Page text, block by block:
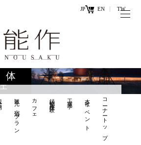
JP EN TW
の歴史
情報
店 コーナートップ
本社イベント
工場見学
鋳物製作体験
カフェ
観光×宿泊プラン